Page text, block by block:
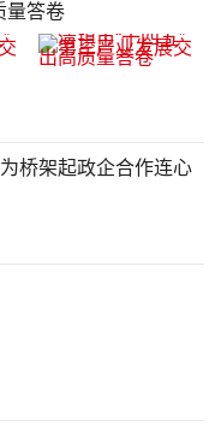
量答卷
桥架起政企合作连心